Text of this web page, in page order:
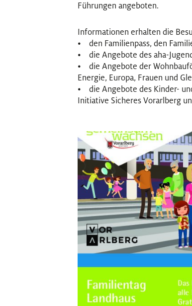
Führungen angeboten.
Informationen erhalten die
• den Familienpass, den
• die Angebote des aha-
• die Angebote der
Energie, Europa, Frauen und
• die Angebote des Kinder-
Initiative Sicheres Vorarlberg